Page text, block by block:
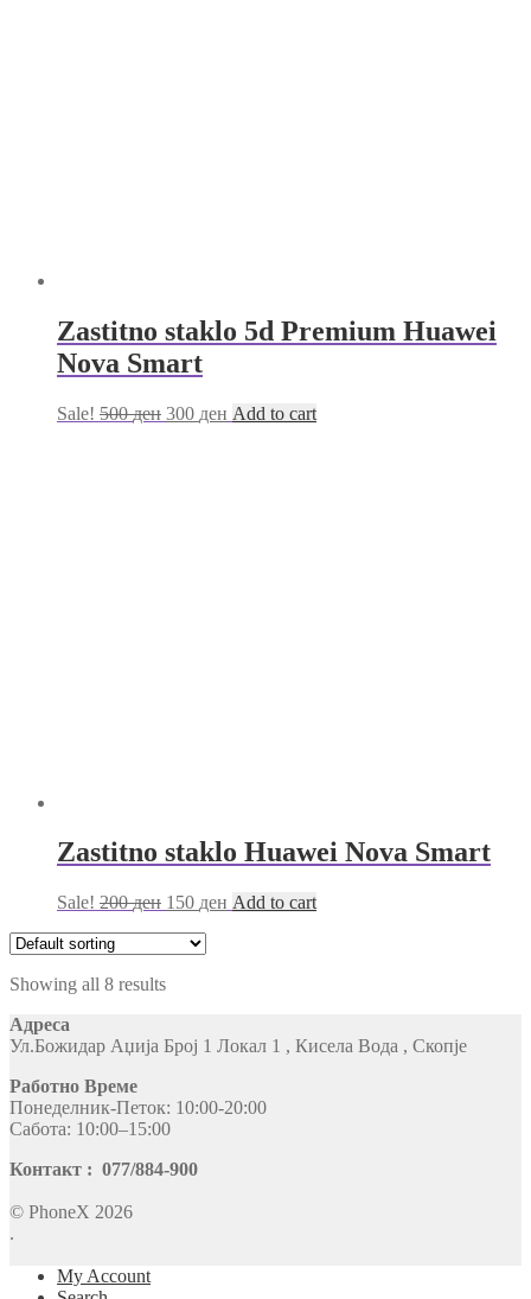
Zastitno staklo 5d Premium Huawei
Nova Smart
Sale! 500ден 300 ден Add to cart
Zastitno staklo Huawei Nova Smart
Sale! 200ден 150 ден Add to cart
Showing all 8 results
Адреса
Ул.Божидар Аџија Број 1 Локал 1 , Кисела Вода , Скопје
Работно Време
Понеделник-Петок: 10:00-20:00
Сабота: 10:00–15:00
Контакт : 077/884-900
© PhoneX 2026
.
My Account